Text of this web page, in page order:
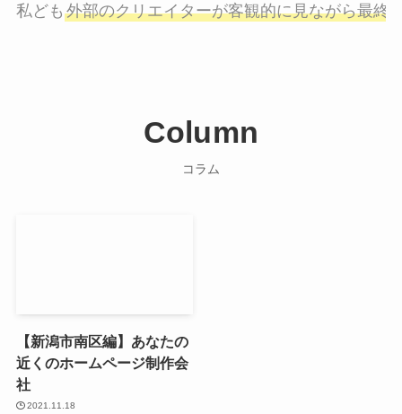
私ども 外部のクリエイターが客観的に見ながら最終
Column
コラム
【新潟市南区編】あなたの
近くのホームページ制作会
社
2021.11.18